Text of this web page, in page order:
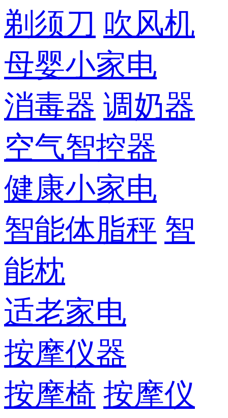
剃须刀 吹风机
母婴小家电
消毒器 调奶器
空气智控器
健康小家电
智能体脂秤 智
能枕
适老家电
按摩仪器
按摩椅 按摩仪